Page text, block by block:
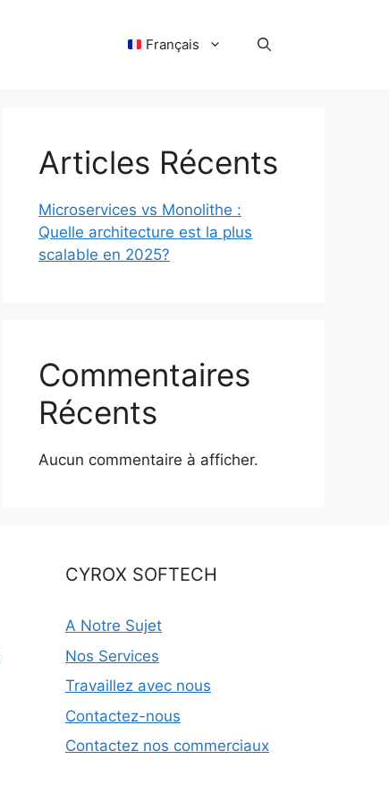
Français
Articles Récents
Microservices vs Monolithe :
Quelle architecture est la plus
scalable en 2025?
Commentaires
Récents
Aucun commentaire à afficher.
CYROX SOFTECH
A Notre Sujet
Nos Services
Travaillez avec nous
Contactez-nous
Contactez nos commerciaux